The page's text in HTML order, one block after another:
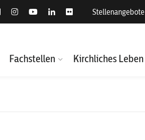
Stellenangebote
Fachstellen Kirchliches Leben